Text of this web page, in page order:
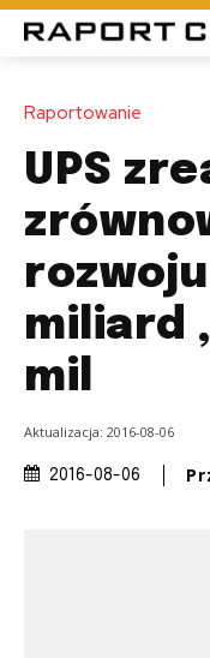
Raportowanie
UPS
miliard
mil
Aktualizacja: 2016-08-06
2016-08-06